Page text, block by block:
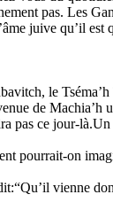
pas. Les
juive qu’il est
le
de Machia’h
pas ce jour-là.Un
pourrait-on
vienne